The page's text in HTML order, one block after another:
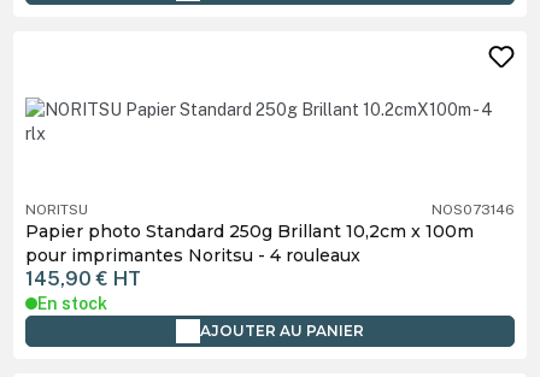
NORITSU NOS073146
Papier photo Standard 250g Brillant 10,2cm x 100m
pour imprimantes Noritsu - 4 rouleaux
145,90 € HT
En stock
AJOUTER AU PANIER